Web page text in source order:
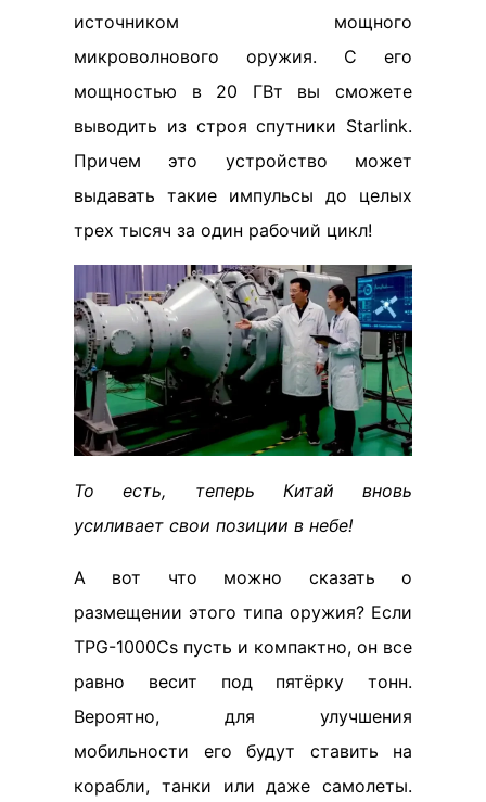
источником мощного
микроволнового оружия. С его
мощностью в 20 ГВт вы сможете
выводить из строя спутники Starlink.
Причем это устройство может
выдавать такие импульсы до целых
трех тысяч за один рабочий цикл!
То есть, теперь Китай вновь
усиливает свои позиции в небе!
А вот что можно сказать о
размещении этого типа оружия? Если
TPG-1000Cs пусть и компактно, он все
равно весит под пятёрку тонн.
Вероятно, для улучшения
мобильности его будут ставить на
корабли, танки или даже самолеты.